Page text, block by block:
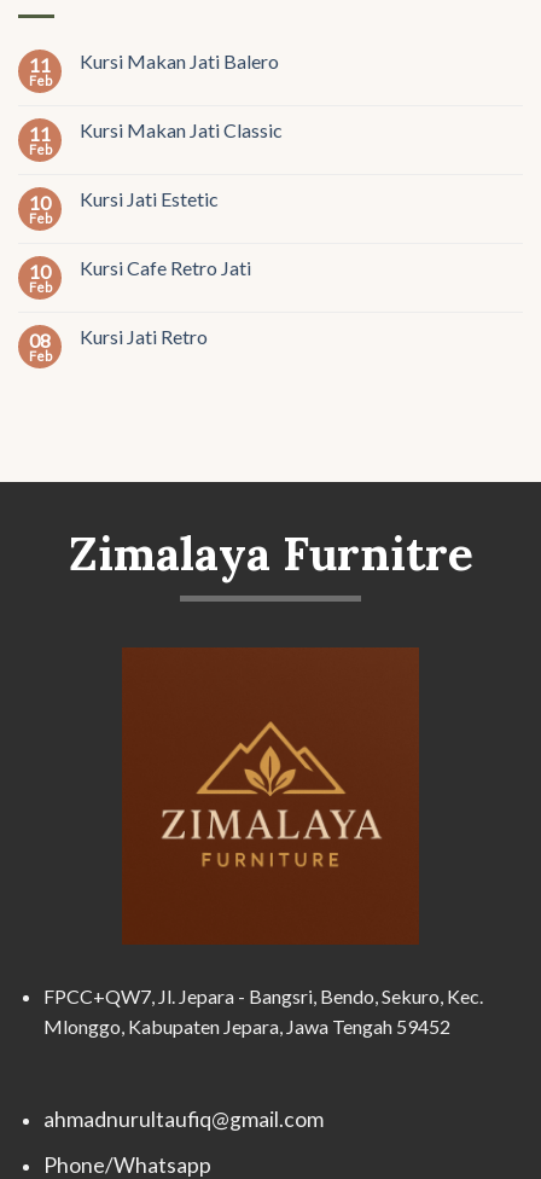
11
Feb
Kursi Makan Jati Balero
11
Feb
Kursi Makan Jati Classic
10
Feb
Kursi Jati Estetic
10
Feb
Kursi Cafe Retro Jati
08
Feb
Kursi Jati Retro
Zimalaya Furnitre
FPCC+QW7, Jl. Jepara - Bangsri, Bendo, Sekuro, Kec.
Mlonggo, Kabupaten Jepara, Jawa Tengah 59452
ahmadnurultaufiq@gmail.com
Phone/Whatsapp